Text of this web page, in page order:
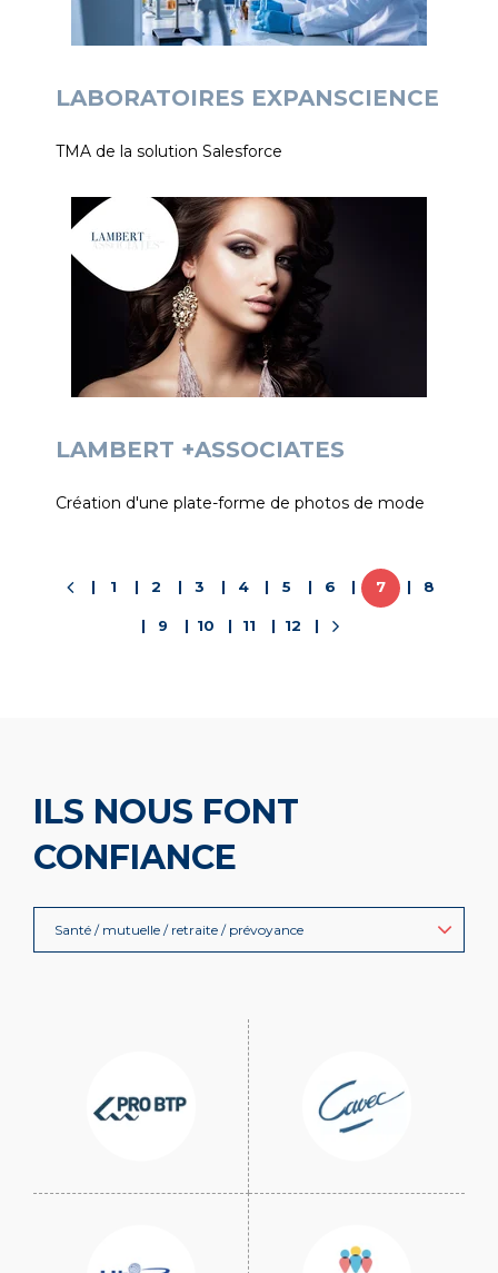
LABORATOIRES EXPANSCIENCE
TMA de la solution Salesforce
LAMBERT +ASSOCIATES
Création d'une plate-forme de photos de mode
1 2 3 4 5 6 7 8
9 10 11 12
ILS NOUS FONT
CONFIANCE
Santé / mutuelle / retraite / prévoyance